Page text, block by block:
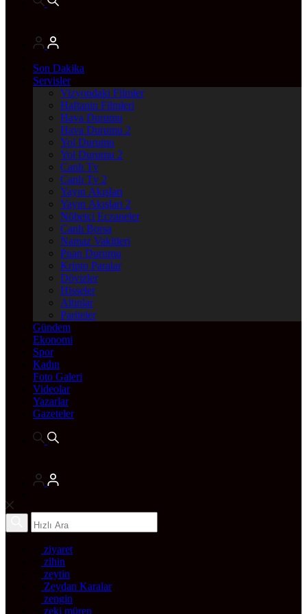
Son Dakika
Servisler
Vizyondaki Filmler
Haftanin Filmleri
Hava Durumu
Hava Durumu 2
Yol Durumu
Yol Durumu 2
Canlı Tv
Canlı Tv 2
Yayın Akışları
Yayın Akışları 2
Nöbetçi Eczaneler
Canlı Borsa
Namaz Vakitleri
Puan Durumu
Kripto Paralar
Dövizler
Hisseler
Altınlar
Pariteler
Gündem
Ekonomi
Spor
Kadın
Foto Galeri
Videolar
Yazarlar
Gazeteler
ziyaret
zihin
zeytin
Zeydan Karalar
zengin
zeki müren